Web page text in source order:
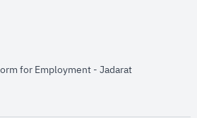
new window
for Employment - Jadaratopens in new